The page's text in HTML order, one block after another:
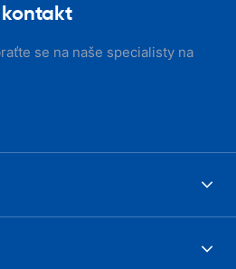
se na naše specialisty na